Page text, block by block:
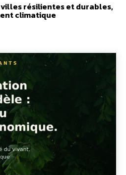
résilientes et durables,
climatique